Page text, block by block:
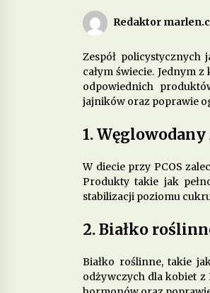
3
depresji?
6
wspierać
Redaktor
Zespół
całym świecie. Jednym
odpowiednich
jajników oraz poprawie
1. Węglowodany
W diecie przy PCOS
Produkty takie jak
stabilizacji poziomu
2. Białko
Białko roślinne, takie
odżywczych dla kobiet z